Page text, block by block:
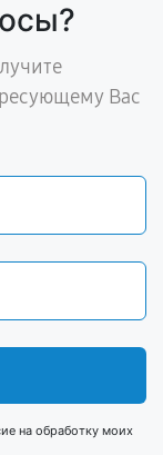
Вас
на обработку моих